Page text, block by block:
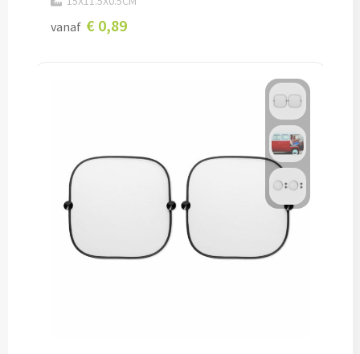
Potloden bedrukken
Stoepkrijt bedrukken
Waskrijtjes bedrukken
Notitieboekjes & Schrijfmappen
vanaf € 0,89